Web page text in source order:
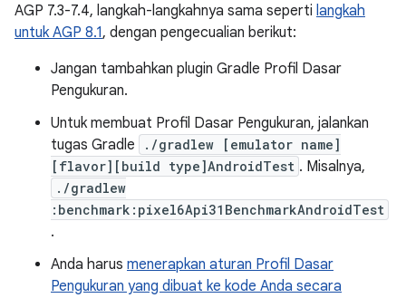
AGP 7.3-7.4, langkah-langkahnya sama seperti langkah
untuk AGP 8.1, dengan pengecualian berikut:
Jangan tambahkan plugin Gradle Profil Dasar
Pengukuran.
Untuk membuat Profil Dasar Pengukuran, jalankan
tugas Gradle
./gradlew [emulator name]
[flavor][build type]AndroidTest . Misalnya,
./gradlew
:benchmark:pixel6Api31BenchmarkAndroidTest
.
Anda harus menerapkan aturan Profil Dasar
Pengukuran yang dibuat ke kode Anda secara